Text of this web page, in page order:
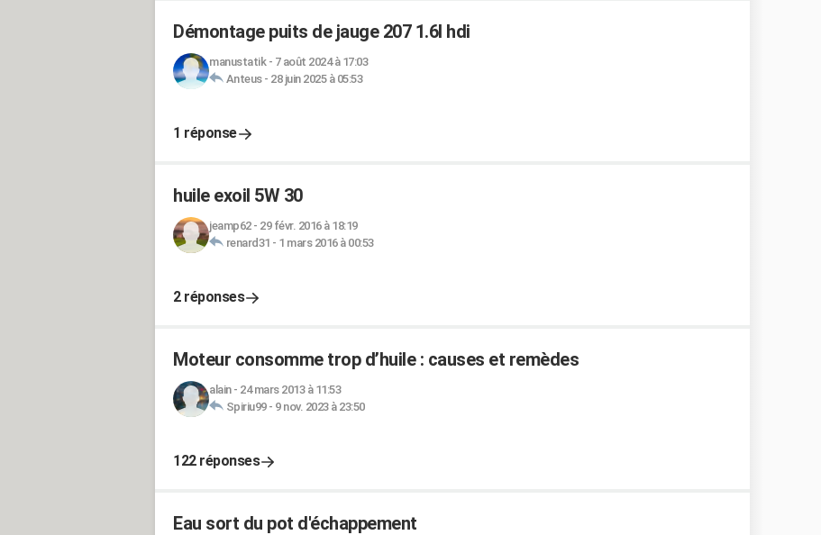
Démontage puits de jauge 207 1.6l hdi
manustatik- 7 août 2024 à 17:03
Anteus- 28 juin 2025 à 05:53
1 réponse
huile exoil 5W 30
jeamp62- 29 févr. 2016 à 18:19
renard31 - 1 mars 2016 à 00:53
2 réponses
Moteur consomme trop d’huile : causes et remèdes
alain- 24 mars 2013 à 11:53
Spiriu99- 9 nov. 2023 à 23:50
122 réponses
Eau sort du pot d'échappement